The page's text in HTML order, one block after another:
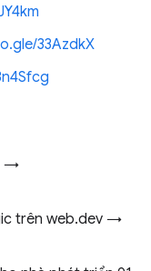
33AzdkX
→
trên web.dev →